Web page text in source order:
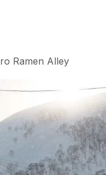
Ramen Alley